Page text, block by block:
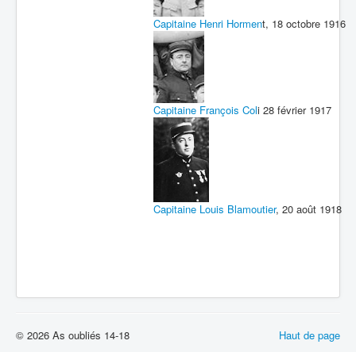
Capitaine Henri Horment, 18 octobre 1916
Capitaine François Coli 28 février 1917
Capitaine Louis Blamoutier, 20 août 1918
Haut de page
© 2026 As oubliés 14-18